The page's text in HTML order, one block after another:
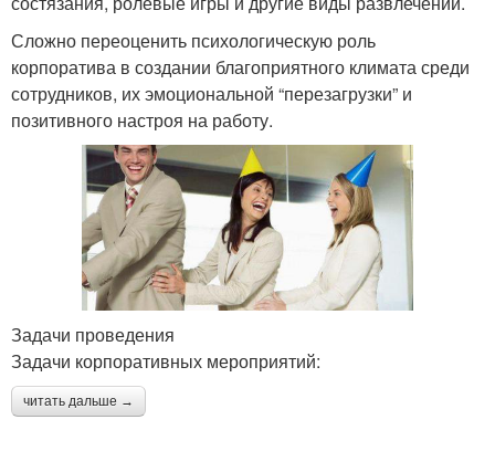
Сложно переоценить психологическую роль
корпоратива в создании благоприятного климата среди
сотрудников, их эмоциональной “перезагрузки” и
позитивного настроя на работу.
Задачи проведения
Задачи корпоративных мероприятий:
читать дальше →